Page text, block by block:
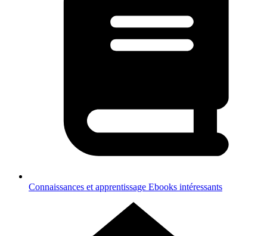
Connaissances et apprentissage Ebooks intéressants